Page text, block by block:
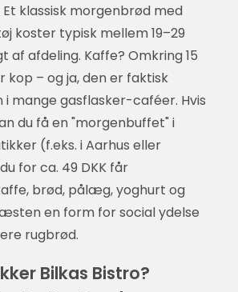
klassisk morgenbrød med
koster typisk mellem 19–29
af afdeling. Kaffe? Omkring 15
kop – og ja, den er faktisk
i mange gasflasker-caféer. Hvis
du få en "morgenbuffet" i
(f.eks. i Aarhus eller
for ca. 49 DKK får
brød, pålæg, yoghurt og
en form for social ydelse
rugbrød.
Bilkas Bistro?